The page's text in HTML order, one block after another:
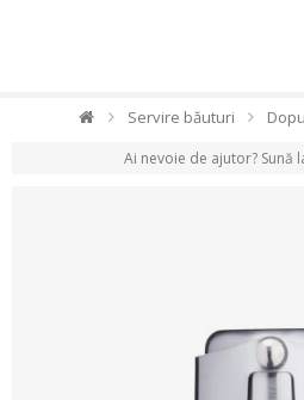
Servire băuturi
Ai nevoie de ajutor? Sună